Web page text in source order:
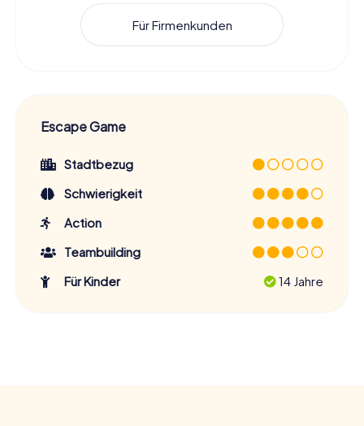
Für Firmenkunden
Escape Game
Stadtbezug
Schwierigkeit
Action
Teambuilding
Für Kinder
14 Jahre